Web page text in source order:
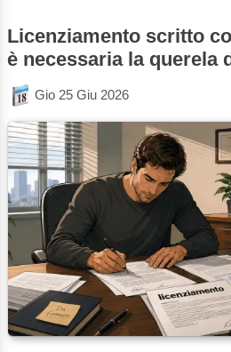
Licenziamento scritto
è necessaria la querela
Gio 25 Giu 2026